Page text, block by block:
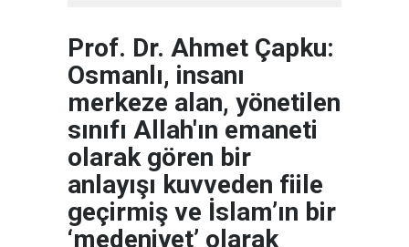
Prof. Dr. Ahmet Çapku:
Osmanlı, insanı
merkeze alan, yönetilen
sınıfı Allah'ın emaneti
olarak gören bir
anlayışı kuvveden fiile
geçirmiş ve İslam’ın bir
‘medeniyet’ olarak